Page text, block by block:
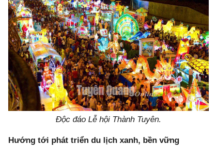
Độc đáo Lễ hội Thành Tuyên.
Hướng tới phát triển du lịch xanh, bền vững